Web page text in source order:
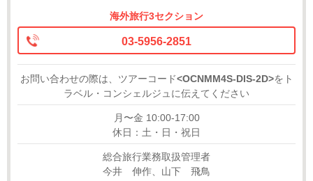
海外旅行3セクション
03-5956-2851
お問い合わせの際は、ツアーコード<OCNMM4S-DIS-2D>をト
ラベル・コンシェルジュに伝えてください
月〜金 10:00-17:00
休日：土・日・祝日
総合旅行業務取扱管理者
今井 伸作、山下 飛鳥